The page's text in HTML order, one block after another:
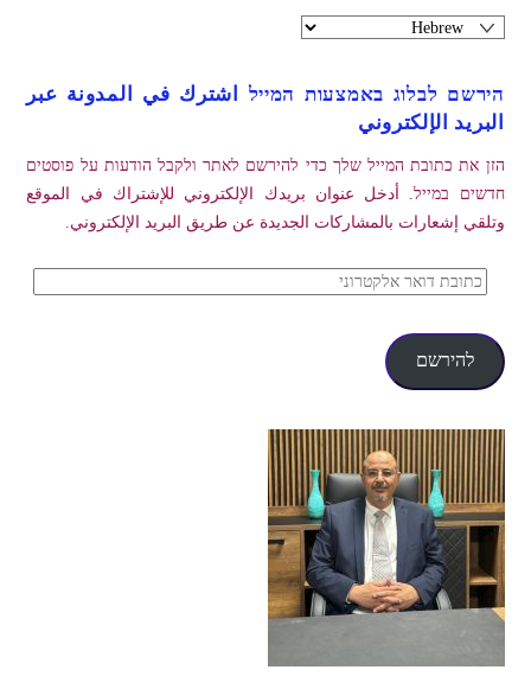
הירשם לבלוג באמצעות המייל اشترك في المدونة عبر
البريد الإلكتروني
הזן את כתובת המייל שלך כדי להירשם לאתר ולקבל הודעות על פוסטים
חדשים במייל. أدخل عنوان بريدك الإلكتروني للإشتراك في الموقع
وتلقي إشعارات بالمشاركات الجديدة عن طريق البريد الإلكتروني.
כתובת
אלקטרוני
להירשם